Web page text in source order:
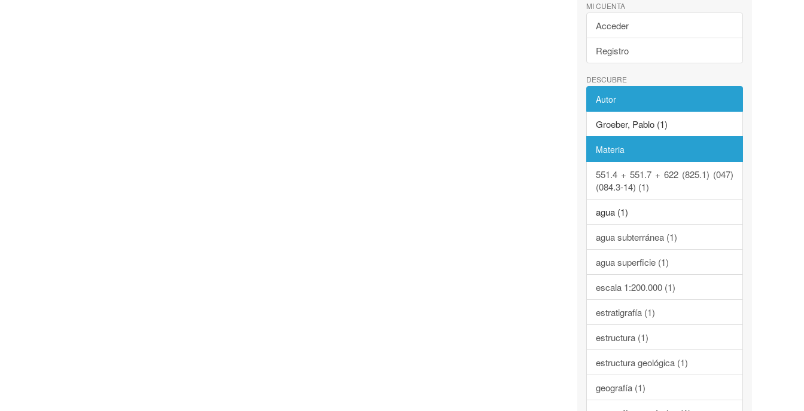
MI CUENTA
Acceder
Registro
DESCUBRE
Autor
Groeber, Pablo (1)
Materia
551.4 + 551.7 + 622 (825.1) (047)
(084.3-14) (1)
agua (1)
agua subterránea (1)
agua superficie (1)
escala 1:200.000 (1)
estratigrafía (1)
estructura (1)
estructura geológica (1)
geografía (1)